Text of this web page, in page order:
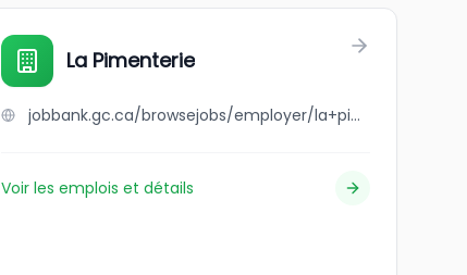
La Pimenterie
jobbank.gc.ca/browsejobs/employer/la+pimenterie/ca
Voir les emplois et détails